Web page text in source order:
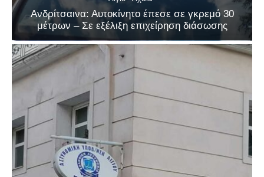
Ανδρίτσαινα: Αυτοκίνητο έπεσε σε γκρεμό 30
μέτρων – Σε εξέλιξη επιχείρηση διάσωσης